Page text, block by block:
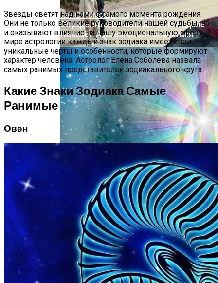
Дебютировал Крупный Кроссовер
Mazda CX-90: Неужели Только Для США?
Как С Помощью Нумерологии
Определить, В Какие Даты На Неделе
Повезёт, А Каких Стоит Опасаться
О Чем Говорит Цвет Вашей Ауры, Как
Его Определить
Звезды светят над нами с самого момента рождения.
Они не только великие руководители нашей судьбы, но
и оказывают влияние на нашу эмоциональную сферу. В
мире астрологии каждый знак зодиака имеет свои
уникальные черты и особенности, которые формируют
характер человека. Астролог Елена Соболева назвала
самых ранимых представителей зодиакального круга.
Какие Знаки Зодиака Самые
Ранимые
Овен